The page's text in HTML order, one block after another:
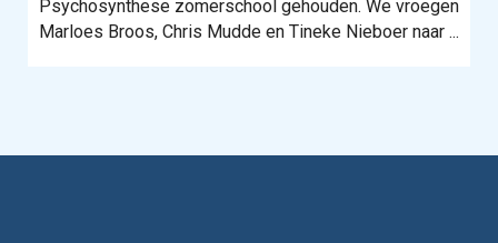
Psychosynthese zomerschool gehouden. We vroegen
Marloes Broos, Chris Mudde en Tineke Nieboer naar ...